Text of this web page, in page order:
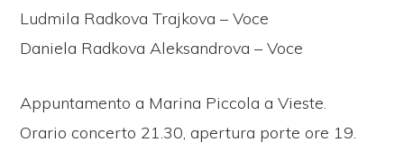
Ludmila Radkova Trajkova – Voce
Daniela Radkova Aleksandrova – Voce
Appuntamento a Marina Piccola a Vieste.
Orario concerto 21.30, apertura porte ore 19.